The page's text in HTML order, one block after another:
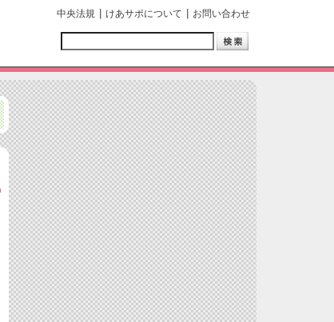
中央法規 けあサポについて お問い合わせ